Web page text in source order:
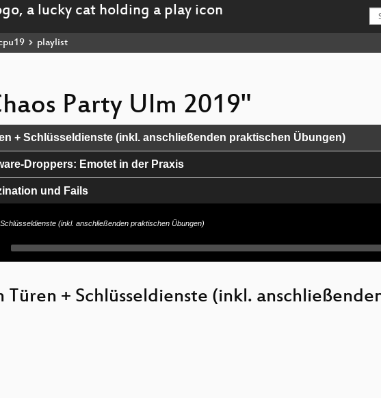
playlist
Party Ulm 2019"
+ Schlüsseldienste (inkl. anschließenden praktischen Übungen)
Droppers: Emotet in der Praxis
und Fails
kostenlos und/oder anonym - wie geht das?
- Fluch&Segen
(inkl. anschließenden praktischen Übungen)
Türen + Schlüsseldienste (inkl.